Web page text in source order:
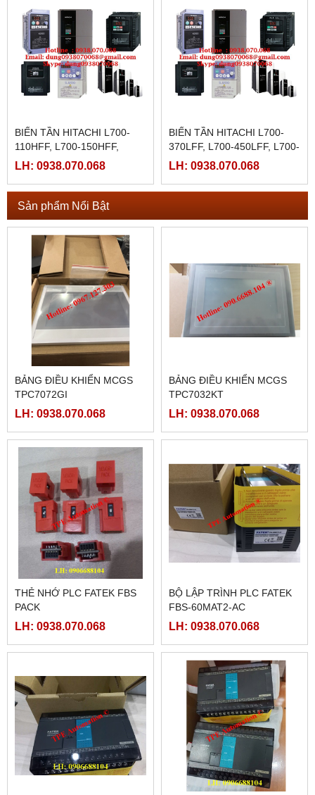
BIẾN TẦN HITACHI L700-
110HFF, L700-150HFF,
L700-185HFF, L700-220HFF,
LH: 0938.070.068
BIẾN TẦN HITACHI L700-
370LFF, L700-450LFF, L700-
550LFF, L700-750LFF,
LH: 0938.070.068
Sản phẩm Nổi Bật
BẢNG ĐIỀU KHIỂN MCGS
TPC7072GI
LH: 0938.070.068
BẢNG ĐIỀU KHIỂN MCGS
TPC7032KT
LH: 0938.070.068
THẺ NHỚ PLC FATEK FBS
PACK
LH: 0938.070.068
BỘ LẬP TRÌNH PLC FATEK
FBS-60MAT2-AC
LH: 0938.070.068